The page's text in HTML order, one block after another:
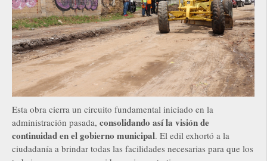
Esta obra cierra un circuito fundamental iniciado en la
administración pasada, consolidando así la visión de
continuidad en el gobierno municipal. El edil exhortó a la
ciudadanía a brindar todas las facilidades necesarias para que los